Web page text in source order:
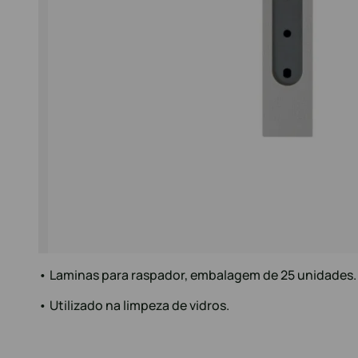
• Laminas para raspador, embalagem de 25 unidades.
• Utilizado na limpeza de vidros.